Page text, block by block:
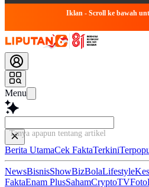
Iklan - Scroll ke bawah
Menu
Tanya apapun tentang artikel ini...
Berita UtamaCek FaktaTerkini
NewsBisnisShowBizBolaLifestyle
FaktaEnam PlusSahamCryptoTVFoto